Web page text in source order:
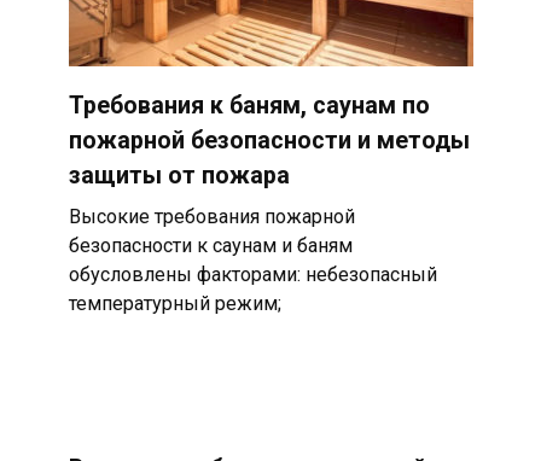
Требования к баням, саунам по
пожарной безопасности и методы
защиты от пожара
Высокие требования пожарной
безопасности к саунам и баням
обусловлены факторами: небезопасный
температурный режим;